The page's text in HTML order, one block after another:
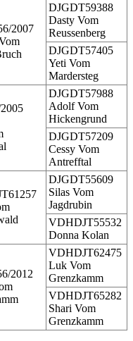
2007
DJGDT59388
Dasty Vom
Reussenberg
DJGDT57405
Yeti Vom
Mardersteg
DJGDT57988
Adolf Vom
Hickengrund
DJGDT57209
Cessy Vom
Antrefftal
DJGDT55609
Silas Vom
Jagdrubin
VDHDJT55532
Donna Kolan
2012
VDHDJT62475
Luk Vom
Grenzkamm
VDHDJT65282
Shari Vom
Grenzkamm